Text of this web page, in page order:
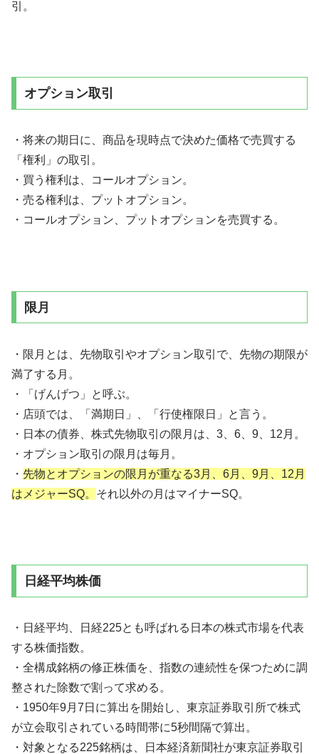
引。
オプション取引
・将来の期日に、商品を現時点で決めた価格で売買する
「権利」の取引。
・買う権利は、コールオプション。
・売る権利は、プットオプション。
・コールオプション、プットオプションを売買する。
限月
・限月とは、先物取引やオプション取引で、先物の期限が
満了する月。
・「げんげつ」と呼ぶ。
・店頭では、「満期日」、「行使権限日」と言う。
・日本の債券、株式先物取引の限月は、3、6、9、12月。
・オプション取引の限月は毎月。
・ 先物とオプションの限月が重なる3月、6月、9月、12月
はメジャーSQ。 それ以外の月はマイナーSQ。
日経平均株価
・日経平均、日経225とも呼ばれる日本の株式市場を代表
する株価指数。
・全構成銘柄の修正株価を、指数の連続性を保つために調
整された除数で割って求める。
・1950年9月7日に算出を開始し、東京証券取引所で株式
が立会取引されている時間帯に5秒間隔で算出。
・対象となる225銘柄は、日本経済新聞社が東京証券取引